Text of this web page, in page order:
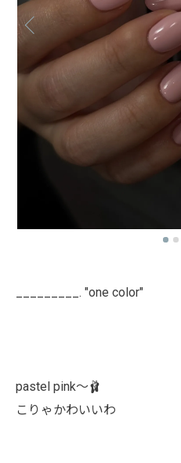
_________. "one color"
pastel pink〜🩰
こりゃかわいいわ